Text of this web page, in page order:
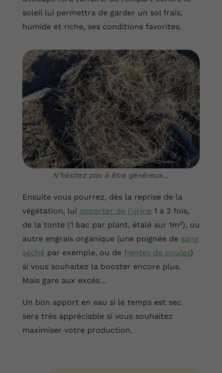
soleil lui permettra de garder un sol frais,
humide et riche, ses conditions favorites.
N’hésitez pas à être généreux…
Ensuite vous pourrez, dès la reprise de la
végétation, lui apporter de l’urine 1 à 2 fois,
de la tonte (1 bac par plant, étalé sur 1m²), ou
autre engrais organique (une poignée de sang
séché par exemple, ou de fientes de poules)
si vous souhaitez la booster encore plus.
Mais gare aux excès…
Un bon apport en eau si le temps est sec
sera très appréciable si vous souhaitez
maximiser votre production.